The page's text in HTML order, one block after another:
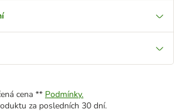
cena ** Podmínky.
za posledních 30 dní.